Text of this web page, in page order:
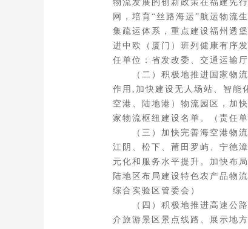
物流发展的创新政策在福建先
网，培育“丝路海运”航运物流
集疏运体系，重点建设福州透
进中欧（厦门）班列健康有序
任单位：省发改委、交通运输
（二）积极地推进国家物流
作用,加快建设无人场站、智能
空港、陆地港）物流园区，加
家物流枢纽建设名单。（责任
（三）加快完善海空港物流
江阴、松下、莆田罗屿、宁德
元化和服务水平提升。加快布
陆地区布局建设特色农产品物
综合实验区管委会）
（四）积极地推进高速公路
介旅游景区景点线路、展示地